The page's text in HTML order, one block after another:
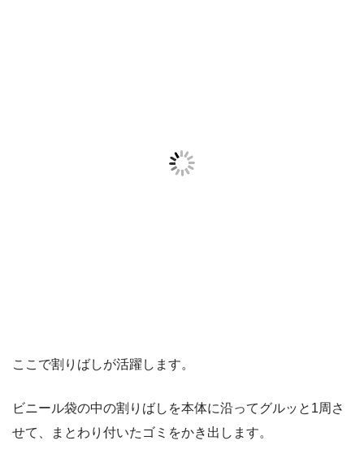
ここで割りばしが活躍します。
ビニール袋の中の割りばしを本体に沿ってグルッと1周さ
せて、まとわり付いたゴミをかき出します。